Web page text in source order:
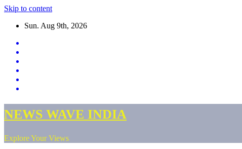
Skip to content
Sun. Aug 9th, 2026
NEWS WAVE INDIA
Explore Your Views